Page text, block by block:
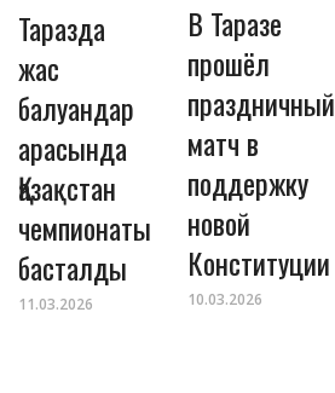
Таразда
жас
балуандар
арасында
Қазақстан
чемпионаты
басталды
11.03.2026
В Таразе
прошёл
праздничный
матч в
поддержку
новой
Конституции
10.03.2026